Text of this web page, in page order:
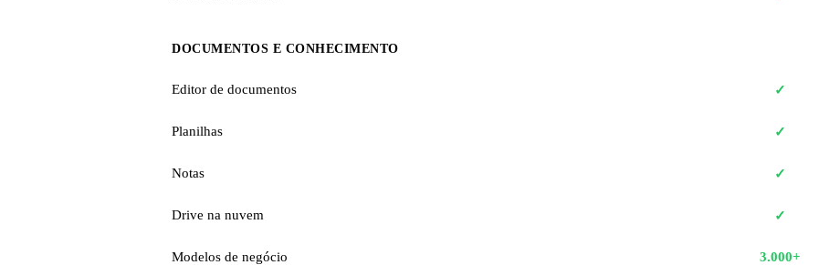
DOCUMENTOS E CONHECIMENTO
Editor de documentos ✓
Planilhas ✓
Notas ✓
Drive na nuvem ✓
Modelos de negócio 3.000+